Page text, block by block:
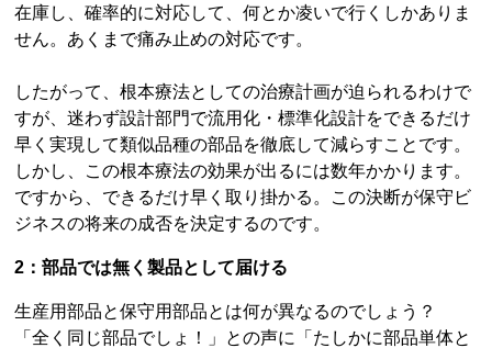
在庫し、確率的に対応して、何とか凌いで行くしかありま
せん。あくまで痛み止めの対応です。
したがって、根本療法としての治療計画が迫られるわけで
すが、迷わず設計部門で流用化・標準化設計をできるだけ
早く実現して類似品種の部品を徹底して減らすことです。
しかし、この根本療法の効果が出るには数年かかります。
ですから、できるだけ早く取り掛かる。この決断が保守ビ
ジネスの将来の成否を決定するのです。
2：部品では無く製品として届ける
生産用部品と保守用部品とは何が異なるのでしょう？
「全く同じ部品でしょ！」との声に「たしかに部品単体と